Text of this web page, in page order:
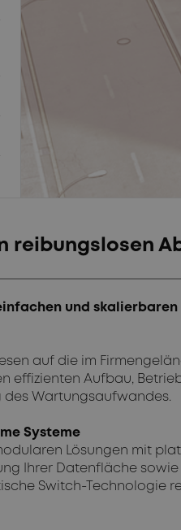
reibungslosen
und skalierbaren
auf die im
effizienten Aufbau,
Wartungsaufwandes.
Systeme
Lösungen mit
Ihrer Datenfläche
Switch-Technologie